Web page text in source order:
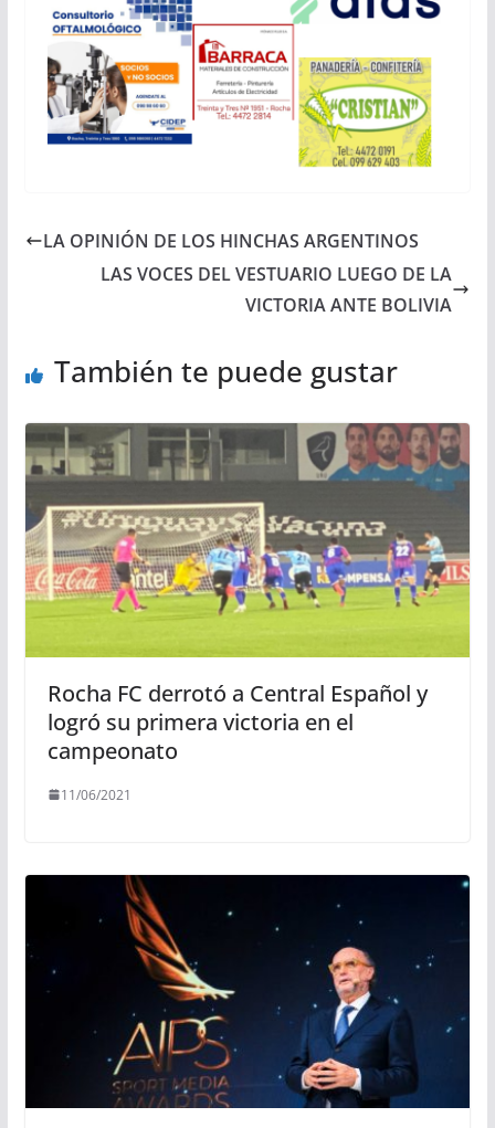
LA OPINIÓN DE LOS HINCHAS ARGENTINOS
LAS VOCES DEL VESTUARIO LUEGO DE LA
VICTORIA ANTE BOLIVIA
También te puede gustar
Rocha FC derrotó a Central Español y
logró su primera victoria en el
campeonato
11/06/2021